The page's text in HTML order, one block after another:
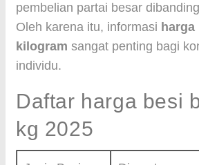
pembelian partai besar
Oleh karena itu, informasi
kilogram sangat penting bagi
individu.
Daftar harga besi
kg 2025